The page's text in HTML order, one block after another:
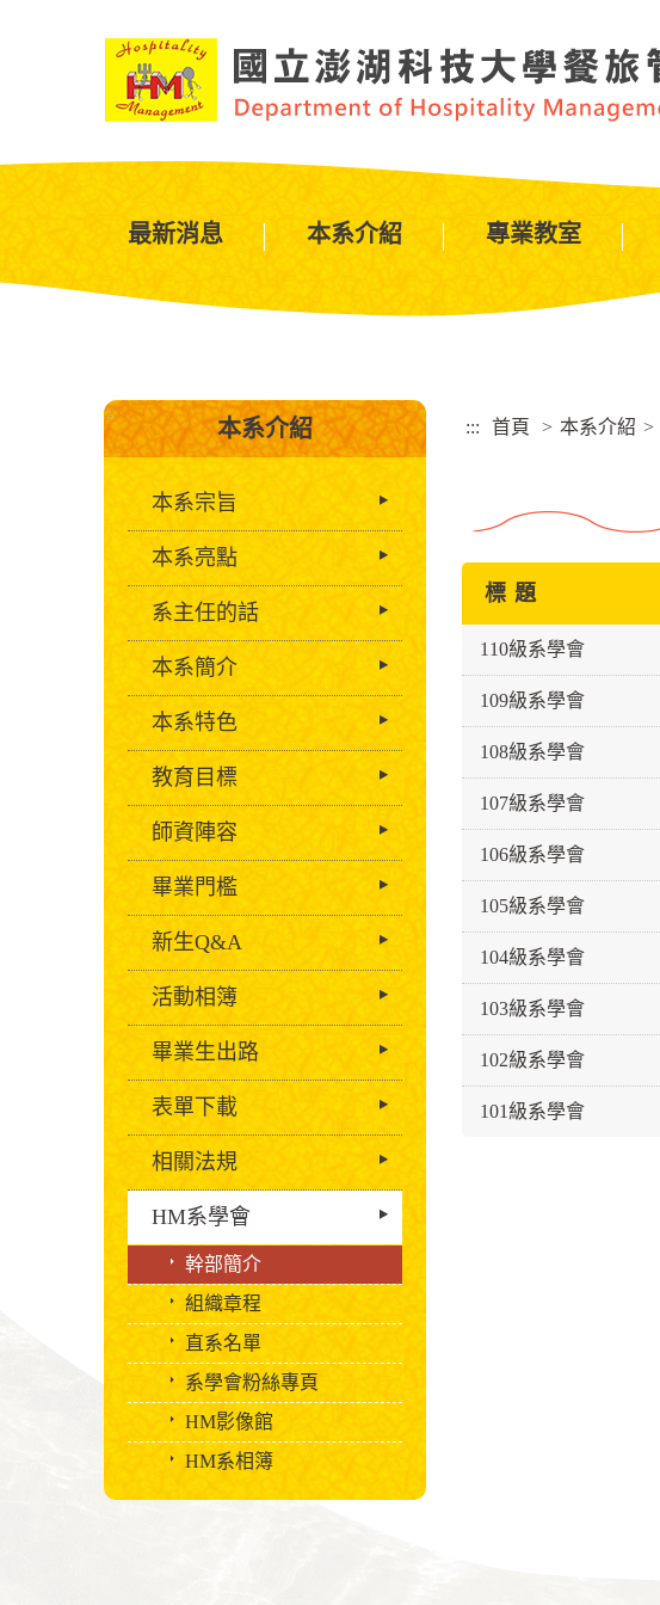
區
最新消息 本系介紹 專業教室
:::
本系介紹
本系宗旨
本系亮點
系主任的話
本系簡介
本系特色
教育目標
師資陣容
畢業門檻
新生Q&A
活動相簿
畢業生出路
表單下載
相關法規
HM系學會
幹部簡介
組織章程
直系名單
系學會粉絲專頁
HM影像館
HM系相簿
::: 首頁 > 本系介紹 >
標 題
110級系學會
109級系學會
108級系學會
107級系學會
106級系學會
105級系學會
104級系學會
103級系學會
102級系學會
101級系學會